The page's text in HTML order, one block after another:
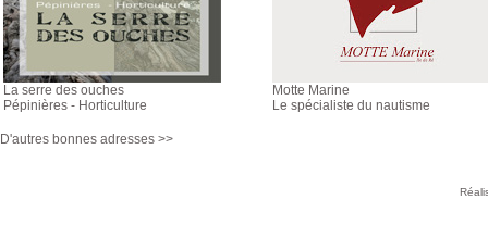
La serre des ouches
Pépinières - Horticulture
Motte Marine
Le spécialiste du nautisme
D'autres bonnes adresses >>